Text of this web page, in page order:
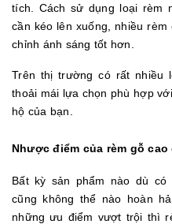
tích. Cách sử dụng loại rèm
cần kéo lên xuống, nhiều
chỉnh ánh sáng tốt hơn.
Trên thị trường có rất nhiều
thoải mái lựa chọn phù hợp
hộ của bạn.
Nhược điểm của rèm gỗ cao
Bất kỳ sản phẩm nào dù
cũng không thể nào hoàn
những ưu điểm vượt trội thì